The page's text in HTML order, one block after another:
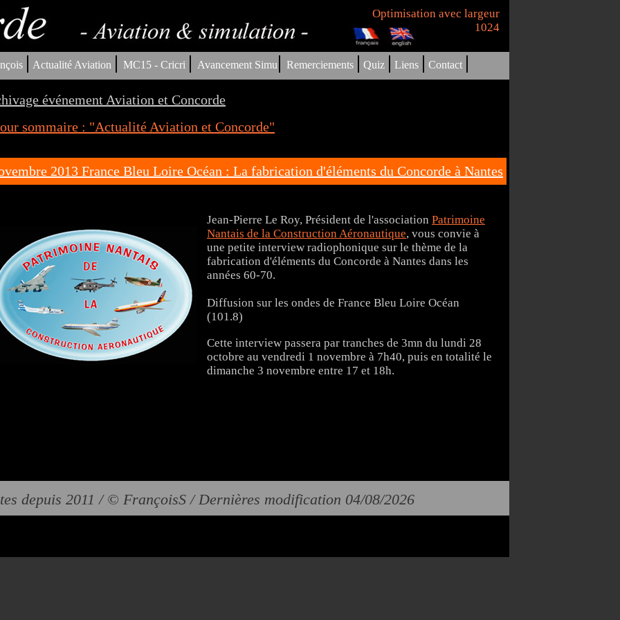
Optimisation avec largeur
1024
| Actualité Aviation | MC15 - Cricri | Avancement Simu| Remerciements | Quiz | Liens | Contact |
événement Aviation et Concorde
sommaire : "Actualité Aviation et Concorde"
2013 France Bleu Loire Océan : La fabrication d'éléments du Concorde à Nantes
Jean-Pierre Le Roy, Président de l'association Patrimoine
Nantais de la Construction Aéronautique, vous convie à
une petite interview radiophonique sur le thème de la
fabrication d'éléments du Concorde à Nantes dans les
années 60-70.
Diffusion sur les ondes de France Bleu Loire Océan
(101.8)
Cette interview passera par tranches de 3mn du lundi 28
octobre au vendredi 1 novembre à 7h40, puis en totalité le
dimanche 3 novembre entre 17 et 18h.
depuis 2011 / © FrançoisS / Dernières modification 04/08/2026